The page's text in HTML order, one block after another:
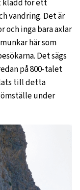
klädd för ett
vandring. Det är
och inga bara axlar
här som
Det sägs
på 800-talet
till detta
under